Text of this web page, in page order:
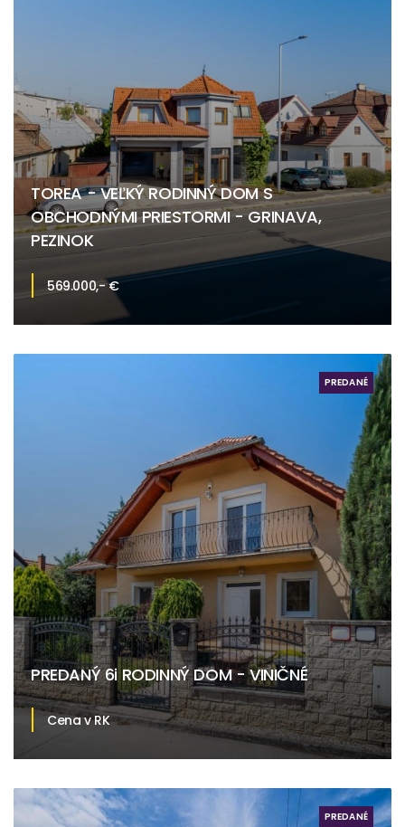
TOREA - VEĽKÝ RODINNÝ DOM S
OBCHODNÝMI PRIESTORMI - GRINAVA,
PEZINOK
569.000,- €
PREDANÉ
PREDANÝ 6i RODINNÝ DOM - VINIČNÉ
Cena v RK
PREDANÉ